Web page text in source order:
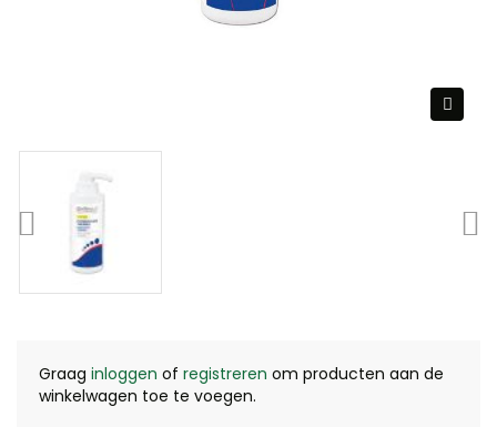
Graag inloggen of registreren om producten aan de
winkelwagen toe te voegen.